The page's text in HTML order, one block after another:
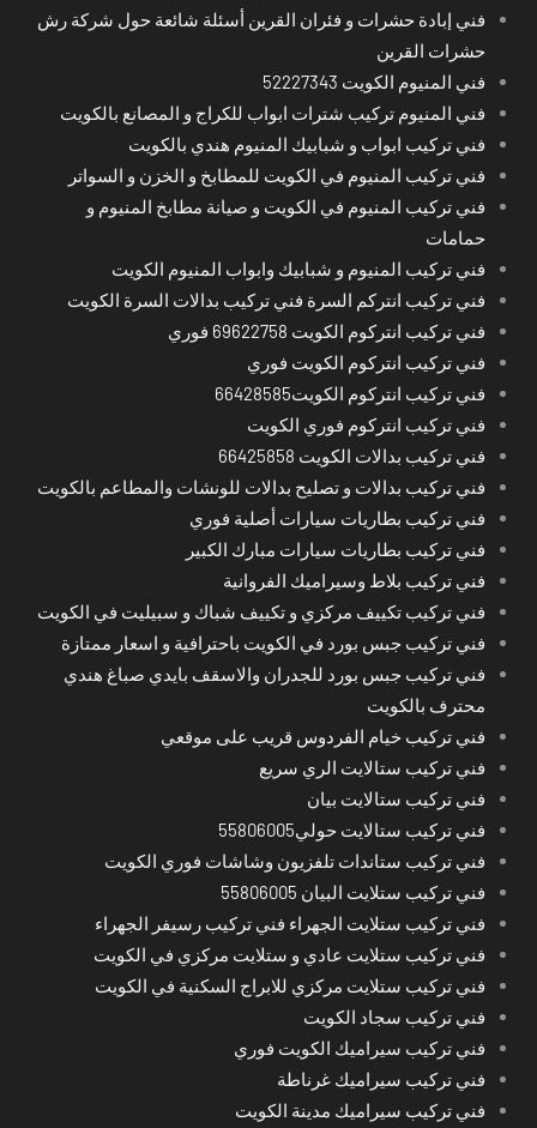
فني إبادة حشرات و فئران القرين أسئلة شائعة حول شركة رش
حشرات القرين
فني المنيوم الكويت 52227343
فني المنيوم تركيب شترات ابواب للكراج و المصانع بالكويت
فني تركيب ابواب و شبابيك المنيوم هندي بالكويت
فني تركيب المنيوم في الكويت للمطابخ و الخزن و السواتر
فني تركيب المنيوم في الكويت و صيانة مطابخ المنيوم و
حمامات
فني تركيب المنيوم و شبابيك وابواب المنيوم الكويت
فني تركيب انتركم السرة فني تركيب بدالات السرة الكويت
فني تركيب انتركوم الكويت 69622758 فوري
فني تركيب انتركوم الكويت فوري
فني تركيب انتركوم الكويت66428585
فني تركيب انتركوم فوري الكويت
فني تركيب بدالات الكويت 66425858
فني تركيب بدالات و تصليح بدالات للونشات والمطاعم بالكويت
فني تركيب بطاريات سيارات أصلية فوري
فني تركيب بطاريات سيارات مبارك الكبير
فني تركيب بلاط وسيراميك الفروانية
فني تركيب تكييف مركزي و تكييف شباك و سبيليت في الكويت
فني تركيب جبس بورد في الكويت باحترافية و اسعار ممتازة
فني تركيب جبس بورد للجدران والاسقف بايدي صباغ هندي
محترف بالكويت
فني تركيب خيام الفردوس قريب على موقعي
فني تركيب ستالايت الري سريع
فني تركيب ستالايت بيان
فني تركيب ستالايت حولي55806005
فني تركيب ستاندات تلفزيون وشاشات فوري الكويت
فني تركيب ستلايت البيان 55806005
فني تركيب ستلايت الجهراء فني تركيب رسيفر الجهراء
فني تركيب ستلايت عادي و ستلايت مركزي في الكويت
فني تركيب ستلايت مركزي للابراج السكنية في الكويت
فني تركيب سجاد الكويت
فني تركيب سيراميك الكويت فوري
فني تركيب سيراميك غرناطة
فني تركيب سيراميك مدينة الكويت